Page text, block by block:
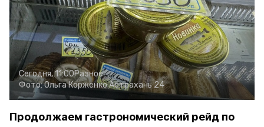
Сегодня, 11:00Разное
Фото:Ольга КорженкоАстрахань 24
Продолжаем гастрономический рейд по